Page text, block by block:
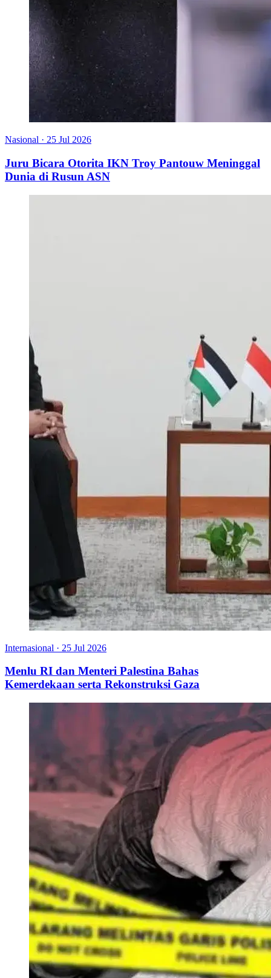
Nasional · 25 Jul 2026
Juru Bicara Otorita IKN Troy Pantouw Meninggal
Dunia di Rusun ASN
Internasional · 25 Jul 2026
Menlu RI dan Menteri Palestina Bahas
Kemerdekaan serta Rekonstruksi Gaza